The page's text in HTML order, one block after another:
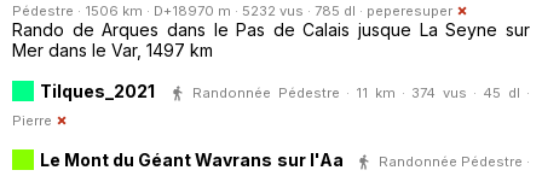
Pédestre · 1506 km · D+18970 m · 5232 vus · 785 dl · peperesuper
Rando de Arques dans le Pas de Calais jusque La Seyne sur
Mer dans le Var, 1497 km
Tilques_2021
Randonnée Pédestre · 11 km · 374 vus · 45 dl ·
Pierre
Le Mont du Géant Wavrans sur l'Aa
Randonnée Pédestre ·